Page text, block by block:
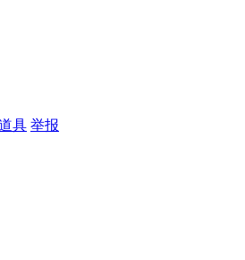
具 举报